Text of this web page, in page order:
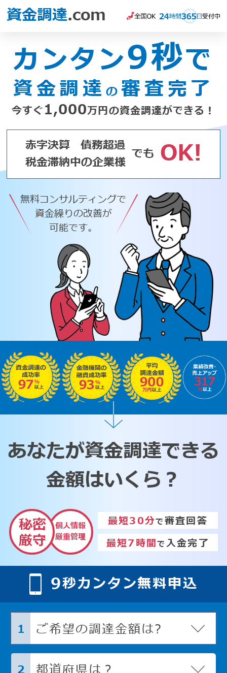
資金調達.com
カンタン9秒で
資金調達 の審査完了
今すぐ1,000万円の資金調達ができる！
赤字決算
債務超過
税金滞納中の企業様 でも OK!
無料コンサルティングで
資金繰りの改善が
可能です。
あなたが資金調達できる
金額はいくら？
秘密
厳守
個人情報
厳重管理
最短30分で審査回答
最短7時間で入金完了
9秒カンタン無料申込
1 ご希望の調達金額は?